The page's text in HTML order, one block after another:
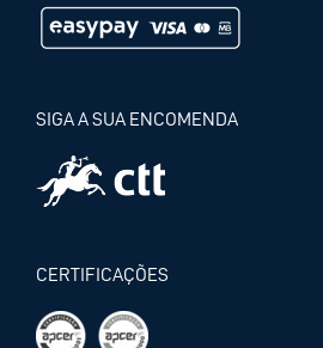
SIGA A SUA ENCOMENDA
CERTIFICAÇÕES